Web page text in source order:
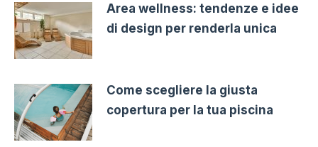
Area wellness: tendenze e idee
di design per renderla unica
Come scegliere la giusta
copertura per la tua piscina